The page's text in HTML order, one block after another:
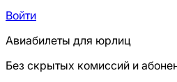
Войти
Авиабилеты для юрлиц
Без скрытых комиссий и